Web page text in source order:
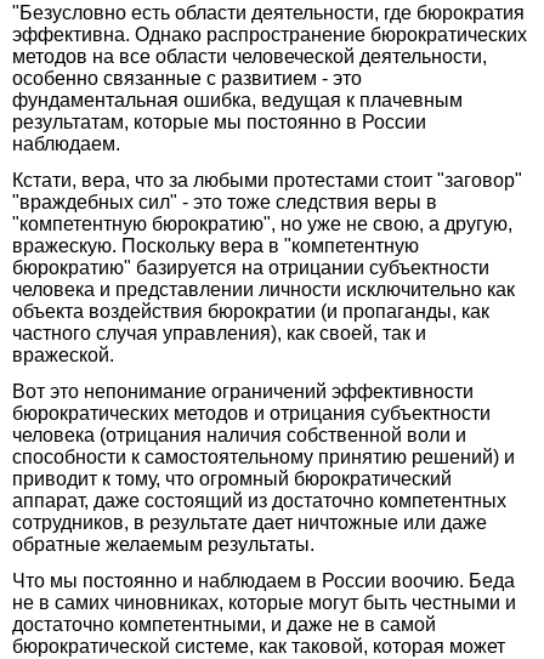
"Безусловно есть области деятельности, где бюрократия
эффективна. Однако распространение бюрократических
методов на все области человеческой деятельности,
особенно связанные с развитием - это
фундаментальная ошибка, ведущая к плачевным
результатам, которые мы постоянно в России
наблюдаем.
Кстати, вера, что за любыми протестами стоит "заговор"
"враждебных сил" - это тоже следствия веры в
"компетентную бюрократию", но уже не свою, а другую,
вражескую. Поскольку вера в "компетентную
бюрократию" базируется на отрицании субъектности
человека и представлении личности исключительно как
объекта воздействия бюрократии (и пропаганды, как
частного случая управления), как своей, так и
вражеской.
Вот это непонимание ограничений эффективности
бюрократических методов и отрицания субъектности
человека (отрицания наличия собственной воли и
способности к самостоятельному принятию решений) и
приводит к тому, что огромный бюрократический
аппарат, даже состоящий из достаточно компетентных
сотрудников, в результате дает ничтожные или даже
обратные желаемым результаты.
Что мы постоянно и наблюдаем в России воочию. Беда
не в самих чиновниках, которые могут быть честными и
достаточно компетентными, и даже не в самой
бюрократической системе, как таковой, которая может